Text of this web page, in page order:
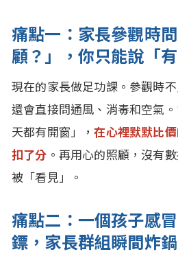
痛點一：家長參觀時
顧？」，你只能說「有
現在的家長做足功課。參觀時
還會直接問通風、消毒和空氣
天都有開窗」，在心裡默默比
扣了分 。再用心的照顧，沒有
被「看見」。
痛點二：一個孩子感
鏢，家長群組瞬間炸鍋